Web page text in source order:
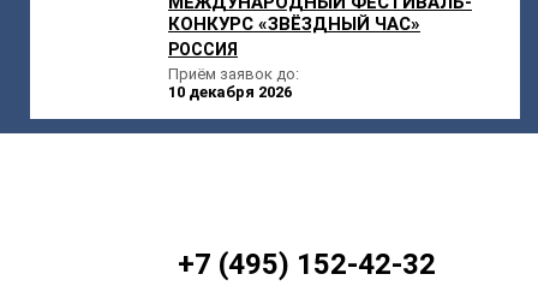
КОНКУРС «ЗВЁЗДНЫЙ ЧАС»
РОССИЯ
Приём заявок до:
10 декабря 2026
+7 (495) 152-42-32